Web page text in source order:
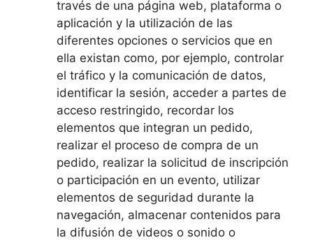
través de una página web, plataforma o
aplicación y la utilización de las
diferentes opciones o servicios que en
ella existan como, por ejemplo, controlar
el tráfico y la comunicación de datos,
identificar la sesión, acceder a partes de
acceso restringido, recordar los
elementos que integran un pedido,
realizar el proceso de compra de un
pedido, realizar la solicitud de inscripción
o participación en un evento, utilizar
elementos de seguridad durante la
navegación, almacenar contenidos para
la difusión de videos o sonido o